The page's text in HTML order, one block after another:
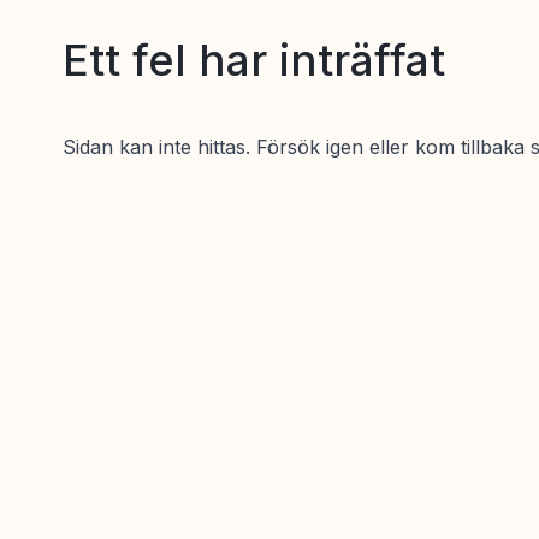
Ett fel har inträffat
Sidan kan inte hittas. Försök igen eller kom tillbaka